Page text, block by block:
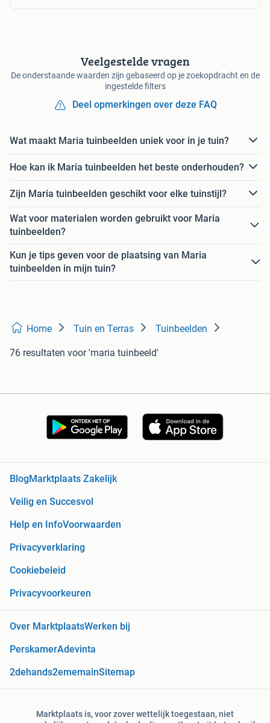
Veelgestelde vragen
De onderstaande waarden zijn gebaseerd op je zoekopdracht en de
ingestelde filters
Deel opmerkingen over deze FAQ
Wat maakt Maria tuinbeelden uniek voor in je tuin?
Hoe kan ik Maria tuinbeelden het beste onderhouden?
Zijn Maria tuinbeelden geschikt voor elke tuinstijl?
Wat voor materialen worden gebruikt voor Maria
tuinbeelden?
Kun je tips geven voor de plaatsing van Maria
tuinbeelden in mijn tuin?
Home Tuin en Terras Tuinbeelden
76 resultaten voor 'maria tuinbeeld'
Blog Marktplaats Zakelijk
Veilig en Succesvol
Help en InfoVoorwaarden
Privacyverklaring
Cookiebeleid
Privacyvoorkeuren
Over MarktplaatsWerken bij
PerskamerAdevinta
2dehands2ememainSitemap
Marktplaats is, voor zover wettelijk toegestaan, niet